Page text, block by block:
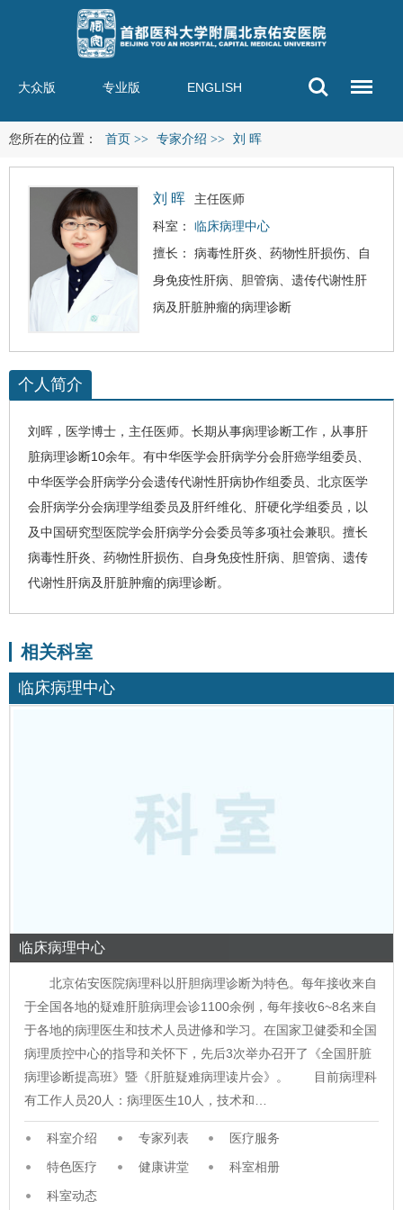
大众版 专业版 ENGLISH
您所在的位置： 首页 >> 专家介绍 >> 刘 晖
刘 晖
主任医师
科室： 临床病理中心
擅长： 病毒性肝炎 药物性肝损伤 、自
身免疫性肝病、胆管病、遗传代谢性肝
病及肝脏肿瘤的病理诊断
个人简介
刘晖，医学博士，主任医师。 长期从事病理诊断工作，从事肝
脏病理诊断10余年。有中华医学会肝病学分会肝癌学组委员、
中华医学会肝病学分会遗传代谢性肝病协作组委员、北京医学
会肝病学分会病理学组委员及肝纤维化、
肝硬化学组委员，以
及中国研究型医院学会肝病学分会委员等多项社会兼职。 擅长
病毒性肝炎
药物性肝损伤 、自身免疫性肝病、胆管病、遗传
代谢性肝病及肝脏肿瘤的病理诊断。
相关科室
临床病理中心
临床病理中心
北京佑安医院病理科以肝胆病理诊断为特色。每年接收来自
于全国各地的疑难肝脏病理会诊1100余例，每年接收6~8名来自
于各地的病理医生和技术人员进修和学习。在国家卫健委和全国
病理质控中心的指导和关怀下，先后3次举办召开了《全国肝脏
病理诊断提高班》暨《肝脏疑难病理读片会》。 目前病理科
有工作人员20人：病理医生10人，技术和…
科室介绍 专家列表
医疗服务
特色医疗
健康讲堂
科室相册
科室动态